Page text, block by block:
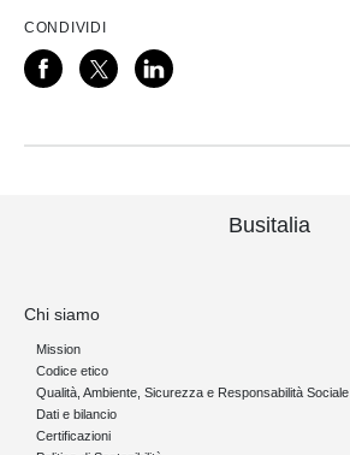
CONDIVIDI
Busitalia
Chi siamo
Mission
Codice etico
Qualità, Ambiente, Sicurezza e Responsabilità Sociale
Dati e bilancio
Certificazioni